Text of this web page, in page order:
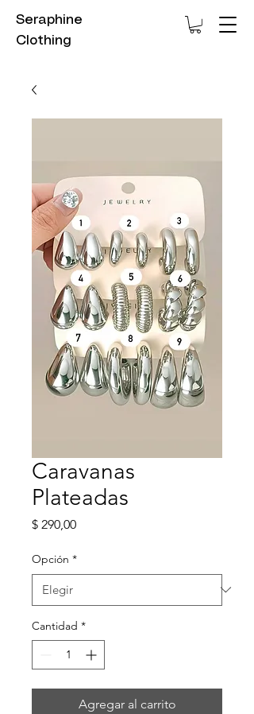
Seraphine
Clothing
Caravanas
Plateadas
$ 290,00Precio
Opción *
Cantidad *
Agregar al carrito